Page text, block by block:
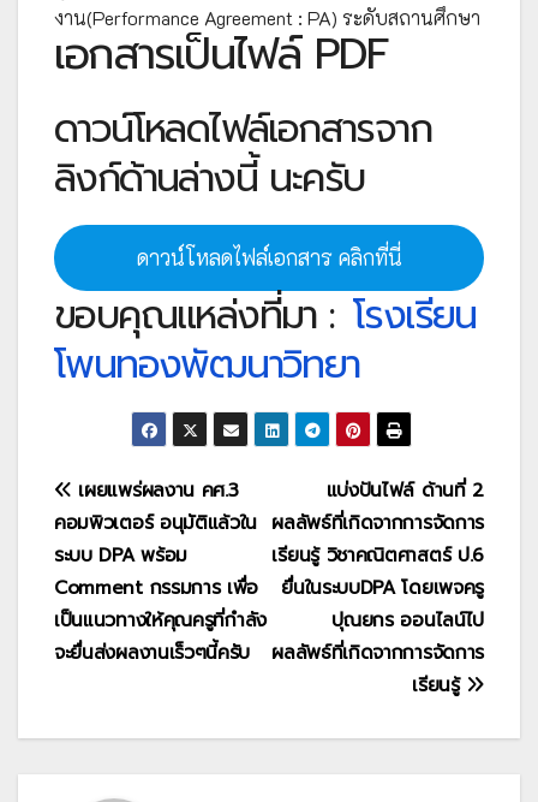
งาน(Performance Agreement : PA) ระดับสถานศึกษา
เอกสารเป็นไฟล์ PDF
ดาวน์โหลดไฟล์เอกสารจาก
ลิงก์ด้านล่างนี้ นะครับ
ดาวน์โหลดไฟล์เอกสาร คลิกที่นี่
ขอบคุณแหล่งที่มา : โรงเรียน
โพนทองพัฒนาวิทยา
แนะแนว
เรื่อง
แบ่งปันไฟล์ ด้านที่ 2
ผลลัพธ์ที่เกิดจากการจัดการ
เรียนรู้ วิชาคณิตศาสตร์ ป.6
ยื่นในระบบDPA โดยเพจครู
ปุณยกร ออนไลน์ไป
ผลลัพธ์ที่เกิดจากการจัดการ
เรียนรู้
เผยแพร่ผลงาน คศ.3
คอมพิวเตอร์ อนุมัติแล้วใน
ระบบ DPA พร้อม
Comment กรรมการ เพื่อ
เป็นแนวทางให้คุณครูที่กำลัง
จะยื่นส่งผลงานเร็วๆนี้ครับ